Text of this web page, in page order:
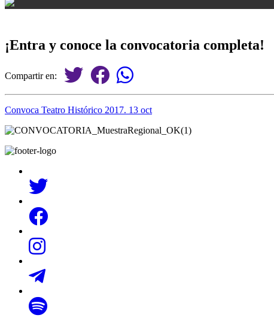
¡Entra y conoce la convocatoria completa!
Compartir en:
Convoca Teatro Histórico 2017. 13 oct